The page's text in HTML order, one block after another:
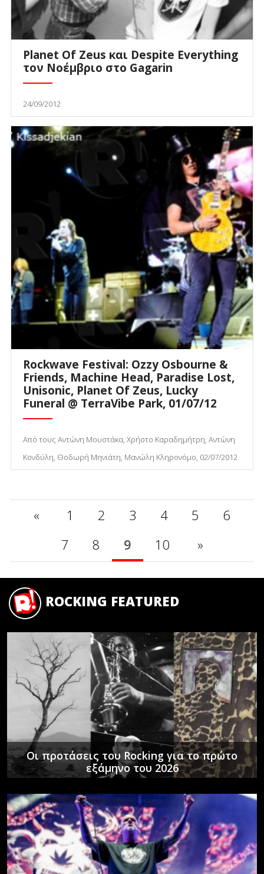
Planet Of Zeus και Despite Everything
τον Νοέμβριο στο Gagarin
24/09/2012
Rockwave Festival: Ozzy Osbourne &
Friends, Machine Head, Paradise Lost,
Unisonic, Planet Of Zeus, Lucky
Funeral @ TerraVibe Park, 01/07/12
Από τους Αντώνη Μουστάκα, Χρήστο Καραδημήτρη, Αντώνη
Κονδύλη, Θοδωρή Μηνιάτη, Μανώλη Κληρονόμο, 02/07/2012
« 1 2 3 4 5
6
7
8 9 10 »
ROCKING FEATURED
Οι προτάσεις του Rocking για το πρώτο
εξάμηνο του 2026